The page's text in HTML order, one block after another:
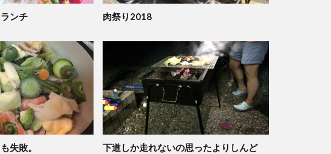
ンチ 肉祭り2018
失敗。
下道しか走れないの思ったよりしんど